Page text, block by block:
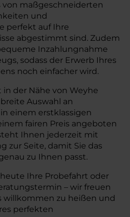
von maßgeschneiderten
und
perfekt auf Ihre
abgestimmt sind. Zudem
Inzahlungnahme
sodass der Erwerb Ihres
noch einfacher wird.
der Nähe von Weyhe
Auswahl an
einem erstklassigen
fairen Preis angeboten
Ihnen jederzeit mit
zur Seite, damit Sie das
zu Ihnen passt.
Ihre Probefahrt oder
– wir freuen
willkommen zu heißen und
perfekten